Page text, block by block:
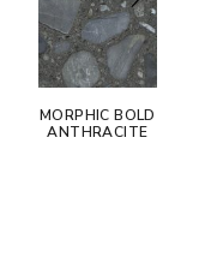
MORPHIC BOLD
ANTHRACITE